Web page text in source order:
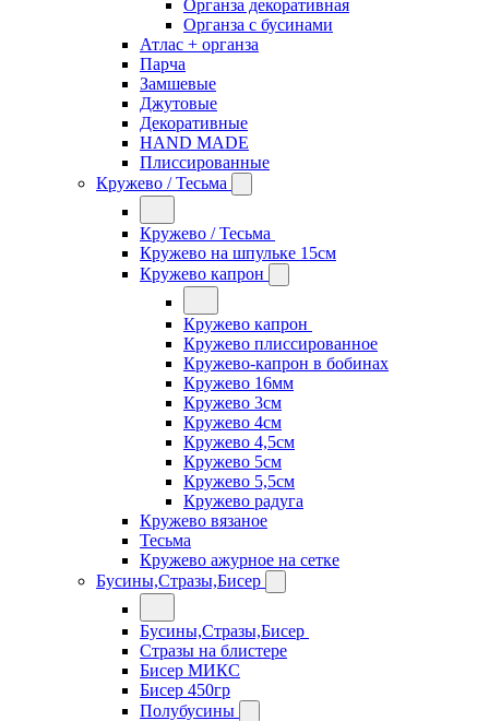
Органза декоративная
Органза с бусинами
Атлас + органза
Парча
Замшевые
Джутовые
Декоративные
HAND MADE
Плиссированные
Кружево / Тесьма
Кружево / Тесьма
Кружево на шпульке 15см
Кружево капрон
Кружево капрон
Кружево плиссированное
Кружево-капрон в бобинах
Кружево 16мм
Кружево 3см
Кружево 4см
Кружево 4,5см
Кружево 5см
Кружево 5,5см
Кружево радуга
Кружево вязаное
Тесьма
Кружево ажурное на сетке
Бусины,Стразы,Бисер
Бусины,Стразы,Бисер
Стразы на блистере
Бисер МИКС
Бисер 450гр
Полубусины